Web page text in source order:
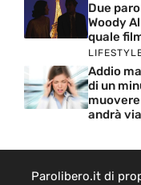
Due
Woody
quale
Addio
di un
andrà via
Parolibero.it di